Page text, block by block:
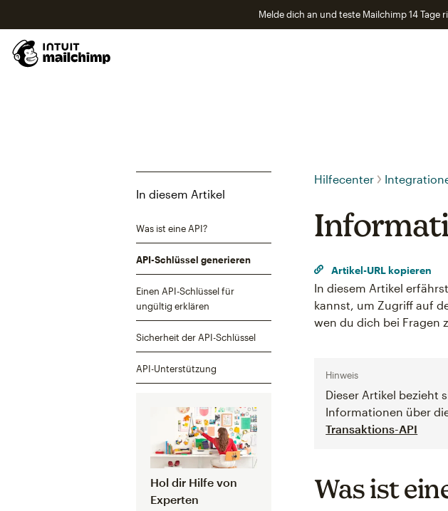
Melde dich an und teste Mailchimp 14 Tage
In diesem Artikel
Was ist eine API?
API-Schlüssel generieren
Einen API-Schlüssel für
ungültig erklären
Sicherheit der API-Schlüssel
API-Unterstützung
Hol dir Hilfe von
Experten
Hilfecenter
Artikel-URL kopieren
In diesem Artikel
kannst, um Zugriff auf
wen du dich bei Fragen
Hinweis
Dieser Artikel bezieht
Informationen über
Transaktions-API
Was ist